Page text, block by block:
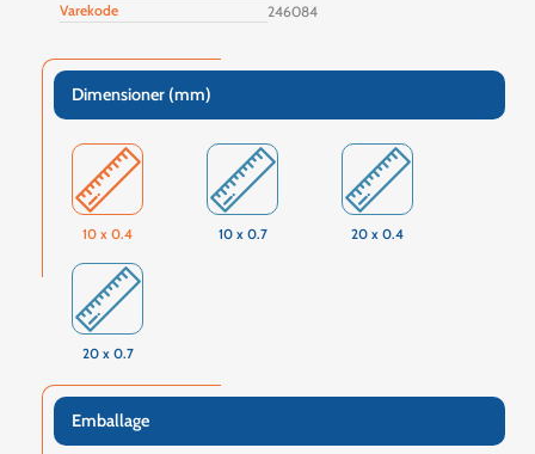
Varekode
246084
Dimensioner (mm)
10 x 0.4 10 x 0.7 20 x 0.4
20 x 0.7
Emballage